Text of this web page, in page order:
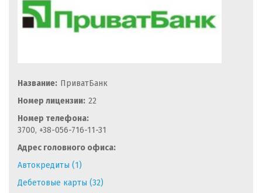
Название: ПриватБанк
Номер лицензии: 22
Номер телефона:
3700, +38-056-716-11-31
Адрес головного офиса:
Автокредиты (1)
Дебетовые карты (32)